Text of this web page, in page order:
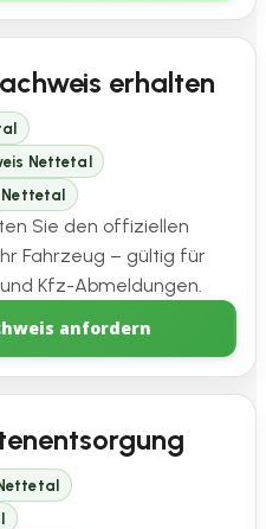
erhalten
Nettetal
Sie den offiziellen
Fahrzeug – gültig für
Kfz-Abmeldungen.
anfordern